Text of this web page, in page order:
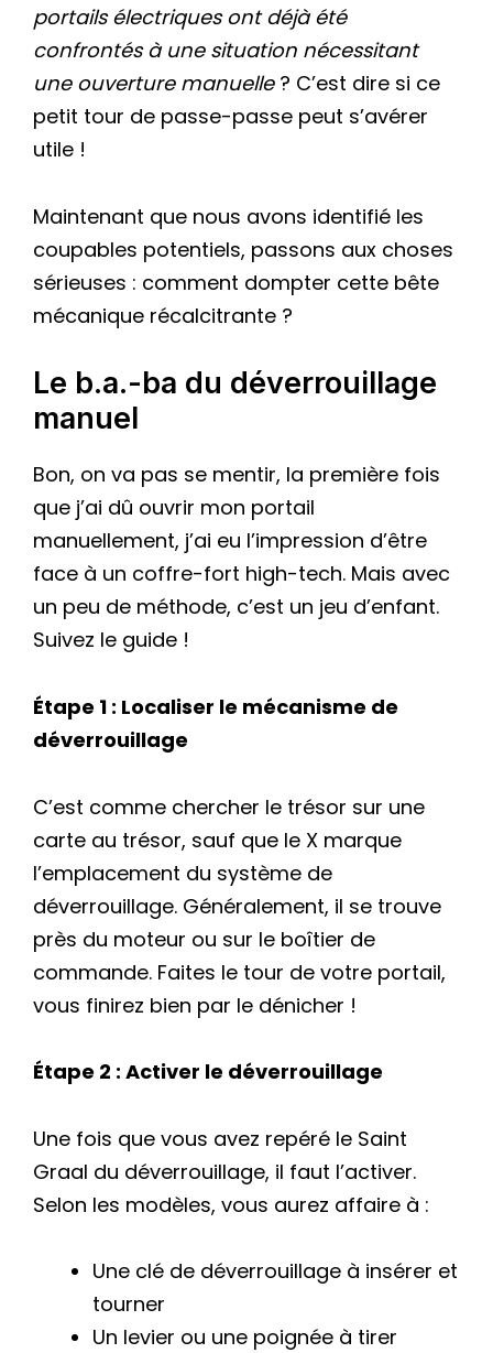
portails électriques ont déjà été
confrontés à une situation nécessitant
une ouverture manuelle? C’est dire si ce
petit tour de passe-passe peut s’avérer
utile !
Maintenant que nous avons identifié les
coupables potentiels, passons aux choses
sérieuses : comment dompter cette bête
mécanique récalcitrante ?
Le b.a.-ba du déverrouillage
manuel
Bon, on va pas se mentir, la première fois
que j’ai dû ouvrir mon portail
manuellement, j’ai eu l’impression d’être
face à un coffre-fort high-tech. Mais avec
un peu de méthode, c’est un jeu d’enfant.
Suivez le guide !
Étape 1 : Localiser le mécanisme de
déverrouillage
C’est comme chercher le trésor sur une
carte au trésor, sauf que le X marque
l’emplacement du système de
déverrouillage. Généralement, il se trouve
près du moteur ou sur le boîtier de
commande. Faites le tour de votre portail,
vous finirez bien par le dénicher !
Étape 2 : Activer le déverrouillage
Une fois que vous avez repéré le Saint
Graal du déverrouillage, il faut l’activer.
Selon les modèles, vous aurez affaire à :
Une clé de déverrouillage à insérer et
tourner
Un levier ou une poignée à tirer